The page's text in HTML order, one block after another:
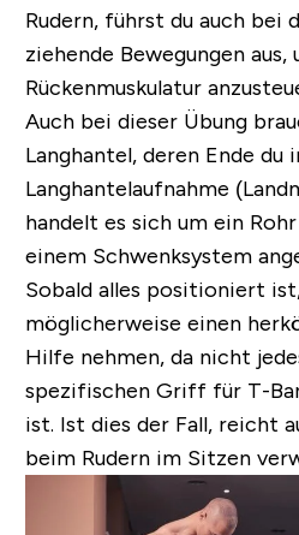
Rudern, führst du auch bei
ziehende Bewegungen aus,
Rückenmuskulatur
Auch bei dieser Übung
Langhantel, deren Ende du
Langhantelaufnahme
handelt es sich um ein
einem Schwenksystem
Sobald alles positioniert
möglicherweise einen
Hilfe nehmen, da nicht
spezifischen Griff für T-
ist. Ist dies der Fall, reicht
beim Rudern im Sitzen